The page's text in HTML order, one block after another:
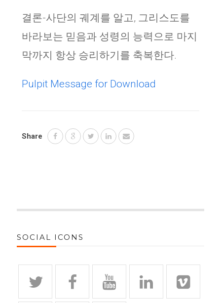
결론-사단의 궤계를 알고, 그리스도를
바라보는 믿음과 성령의 능력으로 마지
막까지 항상 승리하기를 축복한다.
Pulpit Message for Download
Share
SOCIAL ICONS